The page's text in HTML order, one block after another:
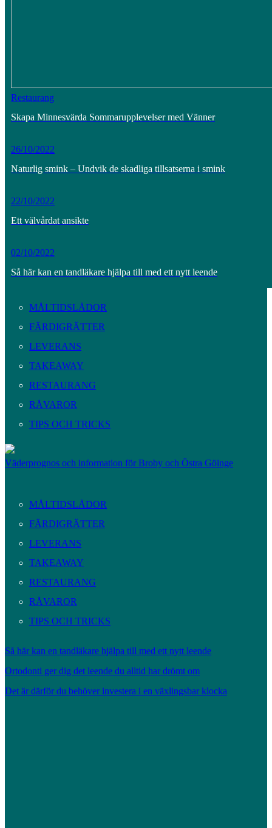
Restaurang
Skapa Minnesvärda Sommarupplevelser med Vänner
26/10/2022
Naturlig smink – Undvik de skadliga tillsatserna i smink
22/10/2022
Ett välvårdat ansikte
02/10/2022
Så här kan en tandläkare hjälpa till med ett nytt leende
MÅLTIDSLÅDOR
FÄRDIGRÄTTER
LEVERANS
TAKEAWAY
RESTAURANG
RÅVAROR
TIPS OCH TRICKS
Väderprognos och information för Broby och Östra Göinge
MÅLTIDSLÅDOR
FÄRDIGRÄTTER
LEVERANS
TAKEAWAY
RESTAURANG
RÅVAROR
TIPS OCH TRICKS
Så här kan en tandläkare hjälpa till med ett nytt leende
Ortodonti ger dig det leende du alltid har drömt om
Det är därför du behöver investera i en växlingsbar klocka